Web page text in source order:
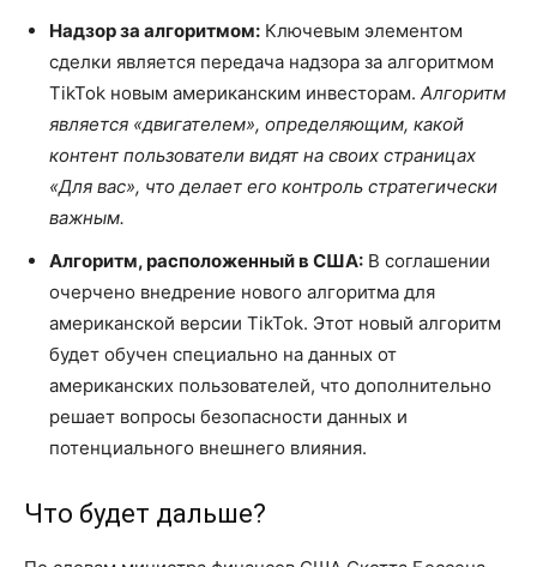
Надзор за алгоритмом: Ключевым элементом
сделки является передача надзора за алгоритмом
TikTok новым американским инвесторам. Алгоритм
является «двигателем», определяющим, какой
контент пользователи видят на своих страницах
«Для вас», что делает его контроль стратегически
важным.
Алгоритм, расположенный в США: В соглашении
очерчено внедрение нового алгоритма для
американской версии TikTok. Этот новый алгоритм
будет обучен специально на данных от
американских пользователей, что дополнительно
решает вопросы безопасности данных и
потенциального внешнего влияния.
Что будет дальше?